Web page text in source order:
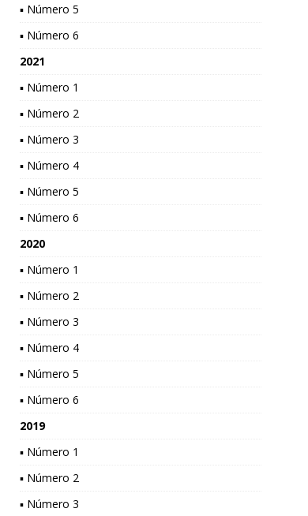
▪ Número 5
▪ Número 6
2021
▪ Número 1
▪ Número 2
▪ Número 3
▪ Número 4
▪ Número 5
▪ Número 6
2020
▪ Número 1
▪ Número 2
▪ Número 3
▪ Número 4
▪ Número 5
▪ Número 6
2019
▪ Número 1
▪ Número 2
▪ Número 3